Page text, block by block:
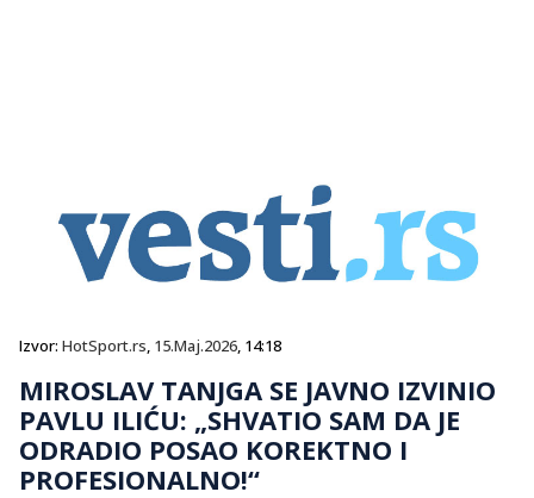
Izvor: HotSport.rs, 15.Maj.2026, 14:18
MIROSLAV TANJGA SE JAVNO IZVINIO
PAVLU ILIĆU: „SHVATIO SAM DA JE
ODRADIO POSAO KOREKTNO I
PROFESIONALNO!“